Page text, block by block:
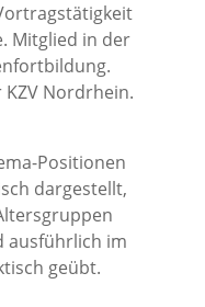
Mitglied in der
Nordrhein.
Positionen
dargestellt,
ausführlich im
geübt.